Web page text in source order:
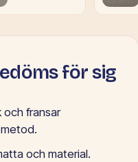
för sig
och fransar
och material.